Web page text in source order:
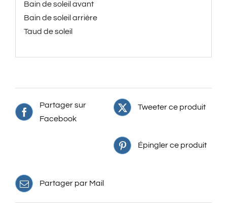
Bain de soleil avant
Bain de soleil arrière
Taud de soleil
Partager sur
Facebook
Tweeter ce produit
Épingler ce produit
Partager par Mail